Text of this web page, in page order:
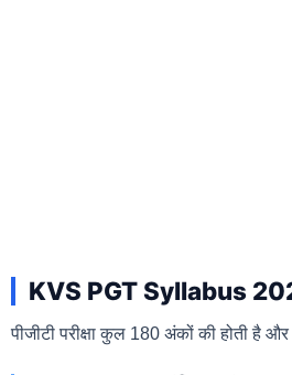
KVS PGT Syllabus
पीजीटी परीक्षा कुल 180 अंकों की होती है